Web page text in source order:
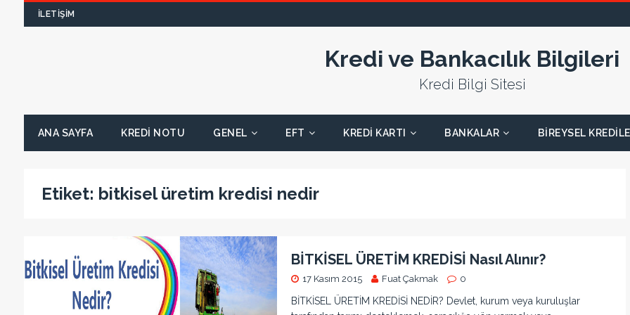
İLETIŞIM
Kredi ve Bankacılık Bilgileri
Kredi Bilgi Sitesi
ANA SAYFA KREDI NOTU GENEL EFT KREDI KARTI BANKALAR BIREYSEL
Etiket: bitkisel üretim kredisi nedir
BİTKİSEL ÜRETİM KREDİSİ Nasıl Alınır?
17 Kasım 2015 Fuat Çakmak 0
BİTKİSEL ÜRETİM KREDİSİ NEDİR? Devlet, kurum veya kuruluşlar